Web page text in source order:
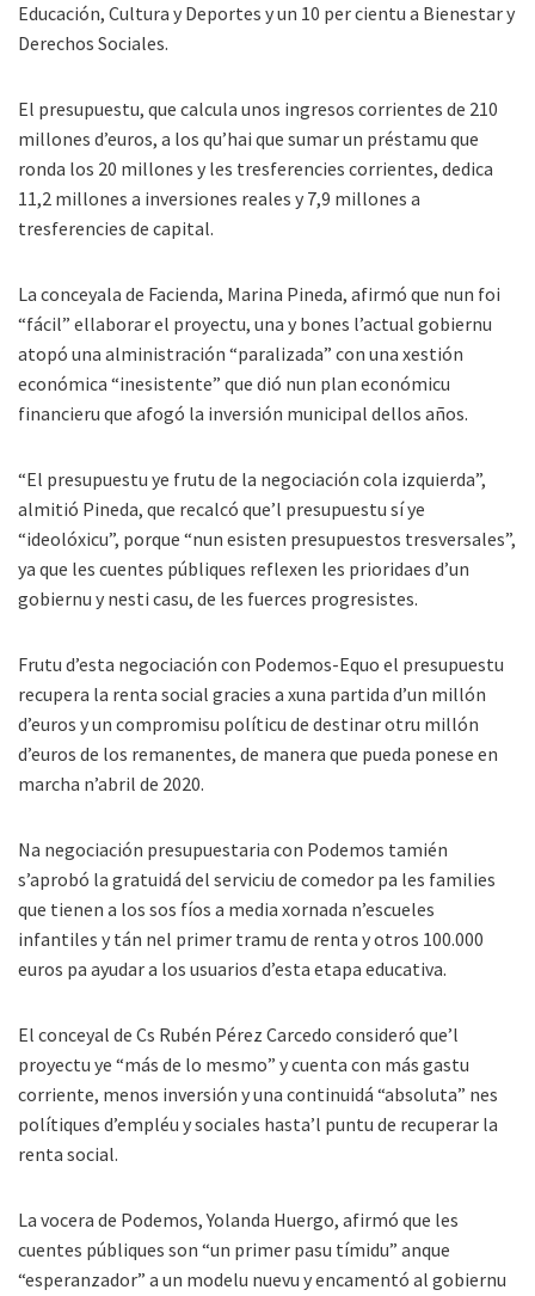
Educación, Cultura y Deportes y un 10 per cientu a Bienestar y
Derechos Sociales.
El presupuestu, que calcula unos ingresos corrientes de 210
millones d’euros, a los qu’hai que sumar un préstamu que
ronda los 20 millones y les tresferencies corrientes, dedica
11,2 millones a inversiones reales y 7,9 millones a
tresferencies de capital.
La conceyala de Facienda, Marina Pineda, afirmó que nun foi
“fácil” ellaborar el proyectu, una y bones l’actual gobiernu
atopó una alministración “paralizada” con una xestión
económica “inesistente” que dió nun plan económicu
financieru que afogó la inversión municipal dellos años.
“El presupuestu ye frutu de la negociación cola izquierda”,
almitió Pineda, que recalcó que’l presupuestu sí ye
“ideolóxicu”, porque “nun esisten presupuestos tresversales”,
ya que les cuentes públiques reflexen les prioridaes d’un
gobiernu y nesti casu, de les fuerces progresistes.
Frutu d’esta negociación con Podemos-Equo el presupuestu
recupera la renta social gracies a xuna partida d’un millón
d’euros y un compromisu políticu de destinar otru millón
d’euros de los remanentes, de manera que pueda ponese en
marcha n’abril de 2020.
Na negociación presupuestaria con Podemos tamién
s’aprobó la gratuidá del serviciu de comedor pa les families
que tienen a los sos fíos a media xornada n’escueles
infantiles y tán nel primer tramu de renta y otros 100.000
euros pa ayudar a los usuarios d’esta etapa educativa.
El conceyal de Cs Rubén Pérez Carcedo consideró que’l
proyectu ye “más de lo mesmo” y cuenta con más gastu
corriente, menos inversión y una continuidá “absoluta” nes
polítiques d’empléu y sociales hasta’l puntu de recuperar la
renta social.
La vocera de Podemos, Yolanda Huergo, afirmó que les
cuentes públiques son “un primer pasu tímidu” anque
“esperanzador” a un modelu nuevu y encamentó al gobiernu